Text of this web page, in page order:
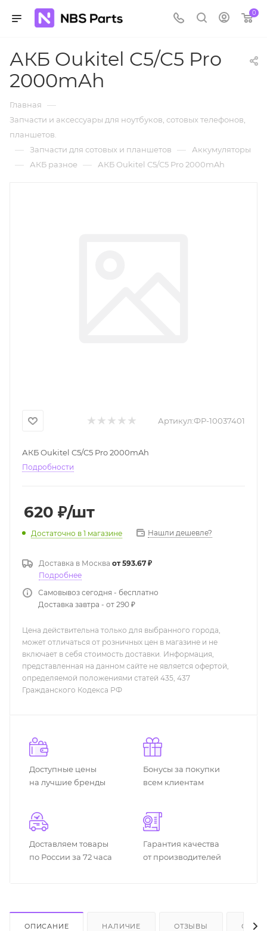
0
АКБ Oukitel C5/C5 Pro
2000mAh
Главная —
Запчасти и аксессуары для ноутбуков, сотовых телефонов,
планшетов.
— Запчасти для сотовых и планшетов — Аккумуляторы
— АКБ разное — АКБ Oukitel C5/C5 Pro 2000mAh
Артикул:ФР-10037401
АКБ Oukitel C5/C5 Pro 2000mAh
Подробности
620 ₽/шт
Достаточно в 1 магазине Нашли дешевле?
Доставка в Москва от 593.67 ₽
Подробнее
Самовывоз сегодня - бесплатно
Доставка завтра - от 290 ₽
Цена действительна только для выбранного города,
может отличаться от розничных цен в магазине и не
включает в себя стоимость доставки. Информация,
представленная на данном сайте не является офертой,
определяемой положениями статей 435, 437
Гражданского Кодекса РФ
Доступные цены
на лучшие бренды
Бонусы за покупки
всем клиентам
Доставляем товары
по России за 72 часа
Гарантия качества
от производителей
ОПИСАНИЕ НАЛИЧИЕ ОТЗЫВЫ